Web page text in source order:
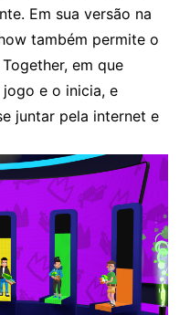
Em sua versão na
também permite o
em que
e o inicia, e
juntar pela internet e